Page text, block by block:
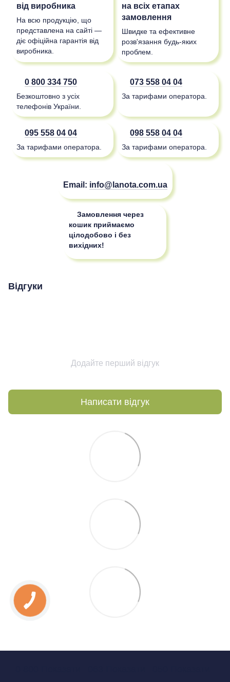
від виробника
На всю продукцію, що
представлена на сайті —
діє офіційна гарантія від
виробника.
на всіх етапах
замовлення
Швидке та ефективне
розв'язання будь-яких
проблем.
0 800 334 750
Безкоштовно з усіх
телефонів України.
073 558 04 04
За тарифами оператора.
095 558 04 04
За тарифами оператора.
098 558 04 04
За тарифами оператора.
Email: info@lanota.com.ua
Замовлення через
кошик приймаємо
цілодобово і без
вихідних!
Відгуки
Додайте перший відгук
Написати відгук